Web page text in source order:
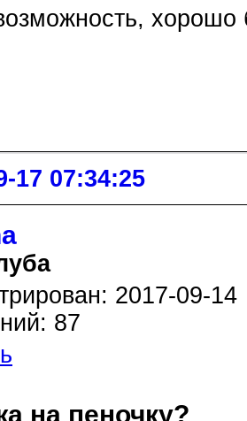
хорошо
17 07:34:25
2017-09-14
87
на пеночку?